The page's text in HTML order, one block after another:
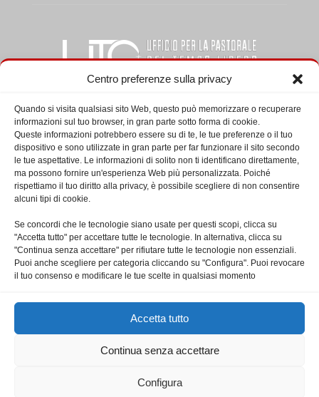
Centro preferenze sulla privacy
Quando si visita qualsiasi sito Web, questo può memorizzare o recuperare
informazioni sul tuo browser, in gran parte sotto forma di cookie.
Queste informazioni potrebbero essere su di te, le tue preferenze o il tuo
dispositivo e sono utilizzate in gran parte per far funzionare il sito secondo
le tue aspettative. Le informazioni di solito non ti identificano direttamente,
ma possono fornire un'esperienza Web più personalizzata. Poiché
rispettiamo il tuo diritto alla privacy, è possibile scegliere di non consentire
alcuni tipi di cookie.
Se concordi che le tecnologie siano usate per questi scopi, clicca su
"Accetta tutto" per accettare tutte le tecnologie. In alternativa, clicca su
"Continua senza accettare" per rifiutare tutte le tecnologie non essenziali.
Puoi anche scegliere per categoria cliccando su "Configura". Puoi revocare
il tuo consenso e modificare le tue scelte in qualsiasi momento
Accetta tutto
Continua senza accettare
Configura
CHI SIAMO
L’Ufficio per la pastorale del tempo libero, del turismo e dello
sport del Vicariato di Roma riprende le proprie attività dal
primo marzo 2018. Direttore è don Francesco Indelicato,
Contattaci: uts@diocesidiroma.it
Privacy e Cookies